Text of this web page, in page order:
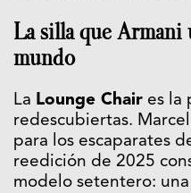
La silla que
mundo
La Lounge Chair es la
redescubiertas.
para los escaparates
reedición de 2025
modelo setentero: